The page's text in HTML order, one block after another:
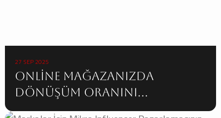
27 SEP 2025
Online Mağazanızda
Dönüşüm Oranını
Artırmanın 10 Yolu